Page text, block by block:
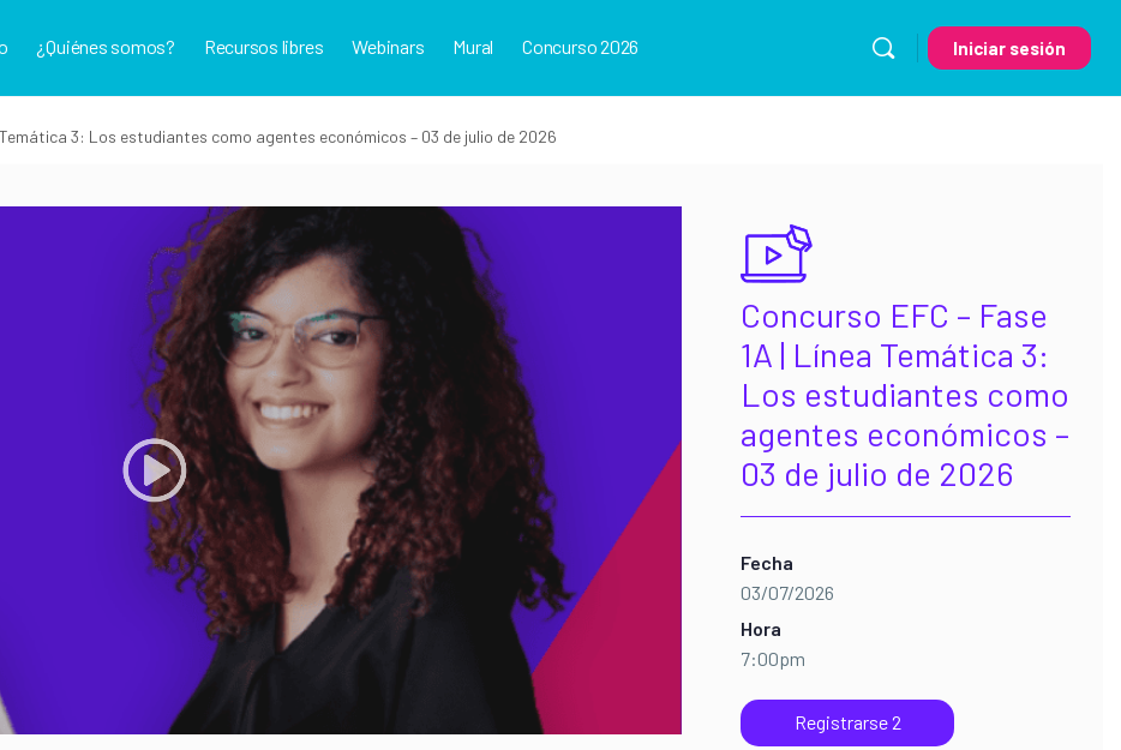
¿Quiénes somos? Recursos libres Webinars Mural Concurso 2026 Iniciar sesión
Temática 3: Los estudiantes como agentes económicos – 03 de julio de 2026
Concurso EFC – Fase
1A | Línea Temática 3:
Los estudiantes como
agentes económicos –
03 de julio de 2026
Fecha
03/07/2026
Hora
7:00pm
Registrarse 2